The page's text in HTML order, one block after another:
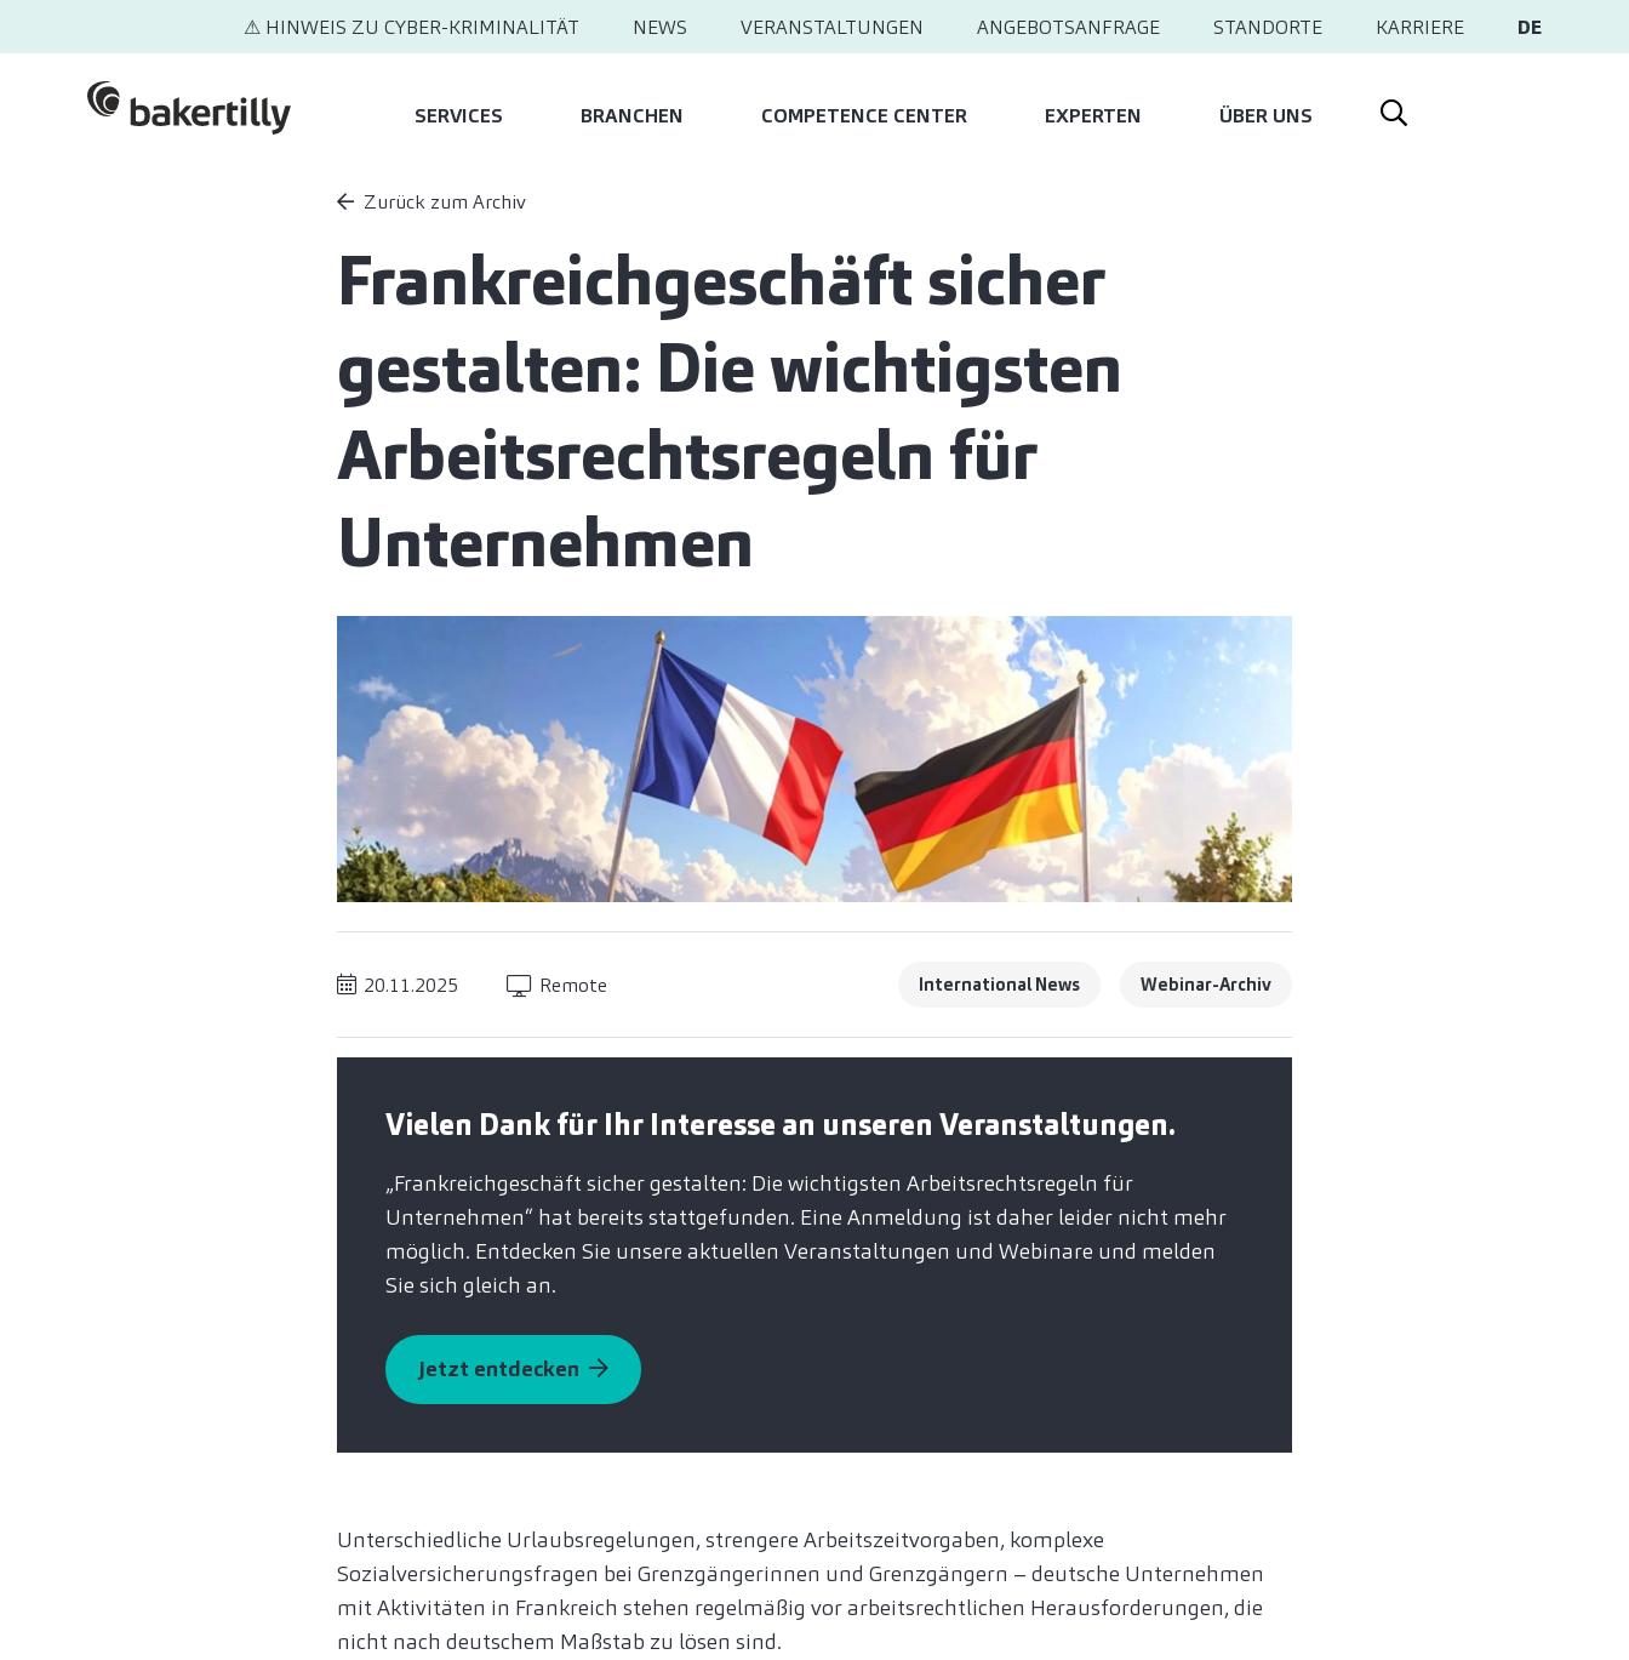
⚠ HINWEIS ZU CYBER-KRIMINALITÄT NEWS VERANSTALTUNGEN ANGEBOTSANFRAGE STANDORTE KARRIERE DE
SERVICES BRANCHEN COMPETENCE CENTER EXPERTEN ÜBER UNS
Zurück zum Archiv
Frankreichgeschäft sicher
gestalten: Die wichtigsten
Arbeitsrechtsregeln für
Unternehmen
20.11.2025 Remote International News Webinar-Archiv
Vielen Dank für Ihr Interesse an unseren Veranstaltungen.
„Frankreichgeschäft sicher gestalten: Die wichtigsten Arbeitsrechtsregeln für
Unternehmen“ hat bereits stattgefunden. Eine Anmeldung ist daher leider nicht mehr
möglich. Entdecken Sie unsere aktuellen Veranstaltungen und Webinare und melden
Sie sich gleich an.
Jetzt entdecken
Unterschiedliche Urlaubsregelungen, strengere Arbeitszeitvorgaben, komplexe
Sozialversicherungsfragen bei Grenzgängerinnen und Grenzgängern – deutsche Unternehmen
mit Aktivitäten in Frankreich stehen regelmäßig vor arbeitsrechtlichen Herausforderungen, die
nicht nach deutschem Maßstab zu lösen sind.